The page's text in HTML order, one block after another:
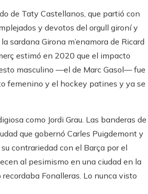
de Taty Castellanos, que partió con
y devotos del orgull gironí y
sardana Girona m’enamora de Ricard
estimó en 2020 que el impacto
masculino —el de Marc Gasol— fue
femenino y el hockey patines y ya se
como Jordi Grau. Las banderas de
que gobernó Carles Puigdemont y
contrariedad con el Barça por el
al pesimismo en una ciudad en la
Fonalleras. Lo nunca visto